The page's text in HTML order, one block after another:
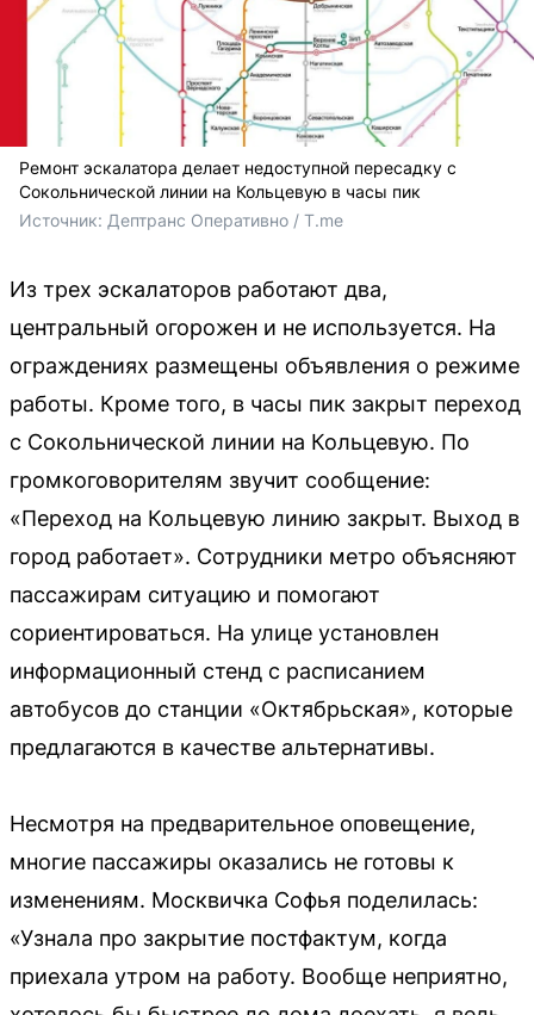
Ремонт эскалатора делает недоступной пересадку с
Сокольнической линии на Кольцевую в часы пик
Источник: Дептранс Оперативно / T.me
Из трех эскалаторов работают два,
центральный огорожен и не используется. На
ограждениях размещены объявления о режиме
работы. Кроме того, в часы пик закрыт переход
с Сокольнической линии на Кольцевую. По
громкоговорителям звучит сообщение:
«Переход на Кольцевую линию закрыт. Выход в
город работает». Сотрудники метро объясняют
пассажирам ситуацию и помогают
сориентироваться. На улице установлен
информационный стенд с расписанием
автобусов до станции «Октябрьская», которые
предлагаются в качестве альтернативы.
Несмотря на предварительное оповещение,
многие пассажиры оказались не готовы к
изменениям. Москвичка Софья поделилась:
«Узнала про закрытие постфактум, когда
приехала утром на работу. Вообще неприятно,